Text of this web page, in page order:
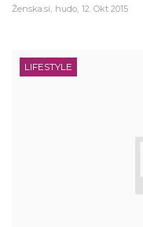
Ženska.si hudo 12. Okt 2015
LIFESTYLE